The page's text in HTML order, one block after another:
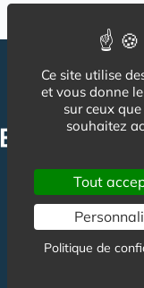
Suivez-nous
Contact
Ce site utilise
et vous donne
sur ceux
souhaitez
Tout
Politique de